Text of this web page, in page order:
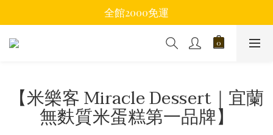
全館2000免運
【米樂客 Miracle Dessert｜宜蘭
無麩質米蛋糕第一品牌】